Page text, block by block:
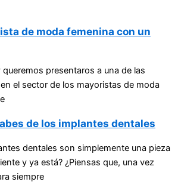
de moda femenina con un
presentaros a una de las
el sector de los mayoristas de moda
de los implantes dentales
dentales son simplemente una pieza
y ya está? ¿Piensas que, una vez
siempre